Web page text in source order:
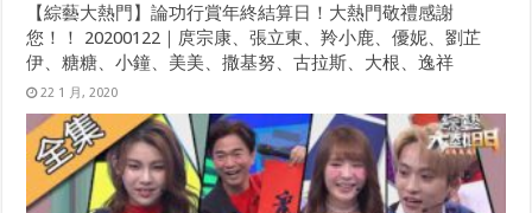
【綜藝大熱門】論功行賞年終結算日！大熱門敬禮感謝
您！！ 20200122｜庹宗康、張立東、羚小鹿、優妮、劉芷
伊、糖糖、小鐘、美美、撒基努、古拉斯、大根、逸祥
22 1 月, 2020